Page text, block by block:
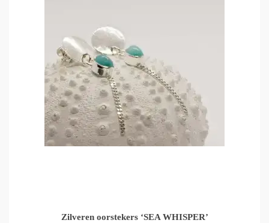
Zilveren oorstekers ‘SEA WHISPER’